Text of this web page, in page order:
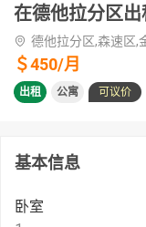
在德他拉分区
德他拉分区,森速区,
＄450/月
出租 公寓 可议价
基本信息
卧室